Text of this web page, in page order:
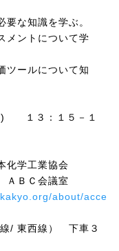
な知識を学ぶ。
ントについて学
ールについて知
)
１３：１５－１
化学工業協会
Ｃ会議室
about/acce
/ 東西線） 下車３